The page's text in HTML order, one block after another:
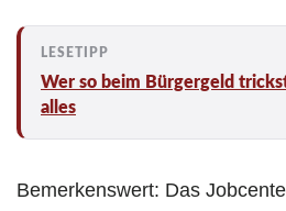
Wer so beim Bürgergeld
alles
Bemerkenswert: Das